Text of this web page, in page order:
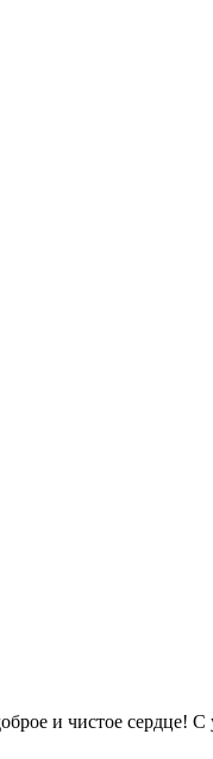
и чистое сердце!